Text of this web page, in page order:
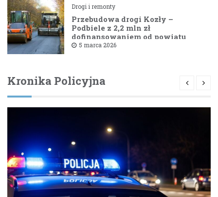
Drogi i remonty
Przebudowa drogi Kozły –
Podbiele z 2,2 mln zł
dofinansowaniem od powiatu
bielskiego
5 marca 2026
Kronika Policyjna